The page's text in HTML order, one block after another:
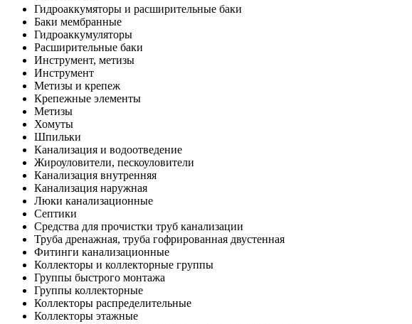
Гидроаккумяторы и расширительные баки
Баки мембранные
Гидроаккумуляторы
Расширительные баки
Инструмент, метизы
Инструмент
Метизы и крепеж
Крепежные элементы
Метизы
Хомуты
Шпильки
Канализация и водоотведение
Жироуловители, пескоуловители
Канализация внутренняя
Канализация наружная
Люки канализационные
Септики
Средства для прочистки труб канализации
Труба дренажная, труба гофрированная двустенная
Фитинги канализационные
Коллекторы и коллекторные группы
Группы быстрого монтажа
Группы коллекторные
Коллекторы распределительные
Коллекторы этажные